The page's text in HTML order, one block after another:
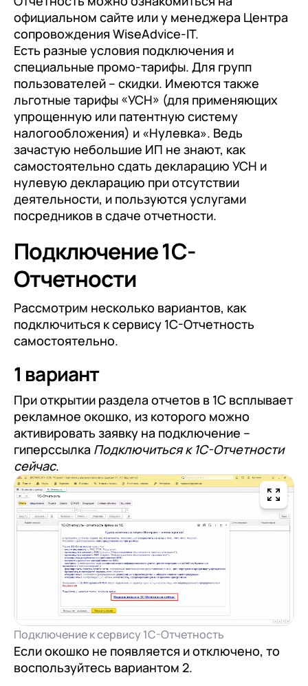
официальном сайте или у менеджера Центра
сопровождения WiseAdvice-IT.
Есть разные условия подключения и
специальные промо-тарифы. Для групп
пользователей – скидки. Имеются также
льготные тарифы «УСН» (для применяющих
упрощенную или патентную систему
налогообложения) и «Нулевка». Ведь
зачастую небольшие ИП не знают, как
самостоятельно сдать декларацию УСН и
нулевую декларацию при отсутствии
деятельности, и пользуются услугами
посредников в сдаче отчетности.
Подключение 1С-
Отчетности
Рассмотрим несколько вариантов, как
подключиться к сервису 1С-Отчетность
самостоятельно.
1 вариант
При открытии раздела отчетов в 1С всплывает
рекламное окошко, из которого можно
активировать заявку на подключение –
гиперссылка Подключиться к 1С-Отчетности
сейчас.
Подключение к сервису 1С-Отчетность
Если окошко не появляется и отключено, то
воспользуйтесь вариантом 2.
+7 Номер телефона
Отправить
Я даю согласие на обработкуПерсональных
данныхв соответствии сПолитикой
Конфиденциальности
+7 Номер телефона
Отправить
Я даю согласие на обработкуПерсональных
данныхв соответствии сПолитикой
Конфиденциальности
+7 Номер телефона
Отправить
Я даю согласие на обработкуПерсональных
данныхв соответствии сПолитикой
Конфиденциальности
Перейти в корзину
Продолжить покупки